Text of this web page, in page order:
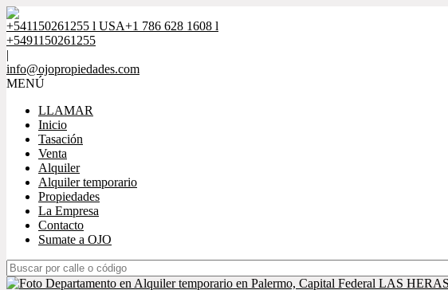
+541150261255 l USA+1 786 628 1608 l
+5491150261255
|
info@ojopropiedades.com
MENÚ
LLAMAR
Inicio
Tasación
Venta
Alquiler
Alquiler temporario
Propiedades
La Empresa
Contacto
Sumate a OJO